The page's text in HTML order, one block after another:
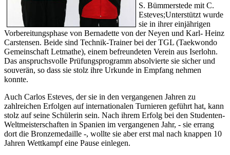
S. Bümmerstede mit C.
Esteves;Unterstützt wurde
sie in ihrer einjährigen
Vorbereitungsphase von Bernadette von der Neyen und Karl- Heinz
Carstensen. Beide sind Technik-Trainer bei der TGL (Taekwondo
Gemeinschaft Letmathe), einem befreundeten Verein aus Iserlohn.
Das anspruchsvolle Prüfungsprogramm absolvierte sie sicher und
souverän, so dass sie stolz ihre Urkunde in Empfang nehmen
konnte.
Auch Carlos Esteves, der sie in den vergangenen Jahren zu
zahlreichen Erfolgen auf internationalen Turnieren geführt hat, kann
stolz auf seine Schülerin sein. Nach ihrem Erfolg bei den Studenten-
Weltmeisterschaften in Spanien im vergangenen Jahr, - sie errang
dort die Bronzemedaille -, wollte sie aber erst mal nach knappen 10
Jahren Wettkampf eine Pause einlegen.